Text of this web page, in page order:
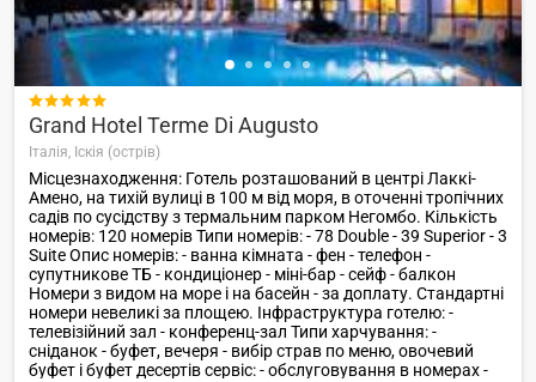

Grand Hotel Terme Di Augusto
Італія, Іскія (острів)
Місцезнаходження: Готель розташований в центрі Лаккі-
Амено, на тихій вулиці в 100 м від моря, в оточенні тропічних
садів по сусідству з термальним парком Негомбо. Кількість
номерів: 120 номерів Типи номерів: - 78 Double - 39 Superior - 3
Suite Опис номерів: - ванна кімната - фен - телефон -
супутникове ТБ - кондиціонер - міні-бар - сейф - балкон
Номери з видом на море і на басейн - за доплату. Стандартні
номери невеликі за площею. Інфраструктура готелю: -
телевізійний зал - конференц-зал Типи харчування: -
сніданок - буфет, вечеря - вибір страв по меню, овочевий
буфет і буфет десертів сервіс: - обслуговування в номерах -